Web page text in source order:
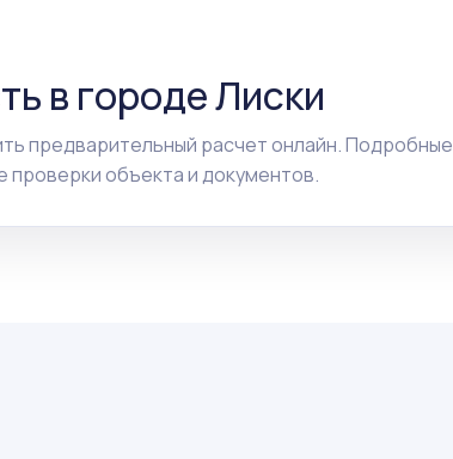
в городе Лиски
предварительный расчет онлайн. Подробные
проверки объекта и документов.